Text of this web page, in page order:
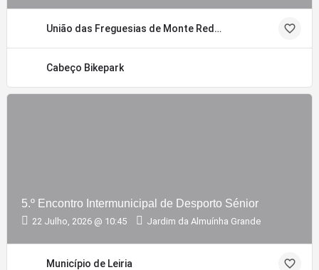
União das Freguesias de Monte Redondo e Carreira
Cabeço Bikepark
5.º Encontro Intermunicipal de Desporto Sénior
22 Julho, 2026 @ 10:45 Jardim da Almuínha Grande
Município de Leiria